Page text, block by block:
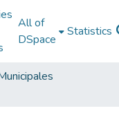
All of
DSpace
Statistics